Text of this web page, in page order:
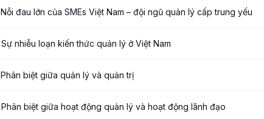
Nỗi đau lớn của SMEs Việt Nam – đội ngũ quản lý cấp trung yếu
Sự nhiễu loạn kiến thức quản lý ở Việt Nam
Phân biệt giữa quản lý và quản trị
Phân biệt giữa hoạt động quản lý và hoạt động lãnh đạo